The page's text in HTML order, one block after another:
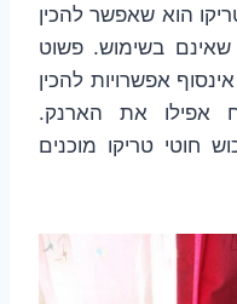
הוא שאפשר להכין
שאינם בשימוש. פשוט
אפשרויות להכין
אפילו את הארנק.
חוטי טריקו מוכנים